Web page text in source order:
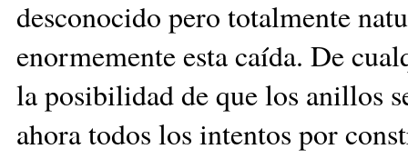
desconocido pero totalmente
enormemente esta caída. De
la posibilidad de que los anillos
ahora todos los intentos por